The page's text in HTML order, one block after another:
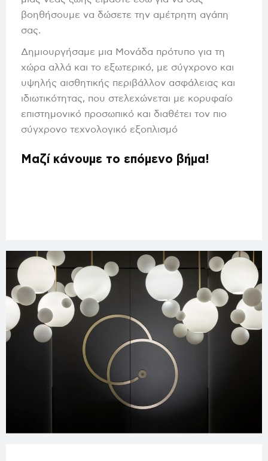
βοηθήσουμε να δώσετε την αμέτρητη αγάπη
σας.
Δημιουργήσαμε μια Μονάδα πρότυπο για τη
χώρα αλλά και το εξωτερικό, με σύγχρονο και
υψηλής αισθητικής περιβάλλον ασφάλειας και
ιδιωτικότητας, που στελεχώνεται με κορυφαίο
επιστημονικό προσωπικό και διαθέτει τον πιο
σύγχρονο τεχνολογικό εξοπλισμό
Μαζί κάνουμε το επόμενο βήμα!